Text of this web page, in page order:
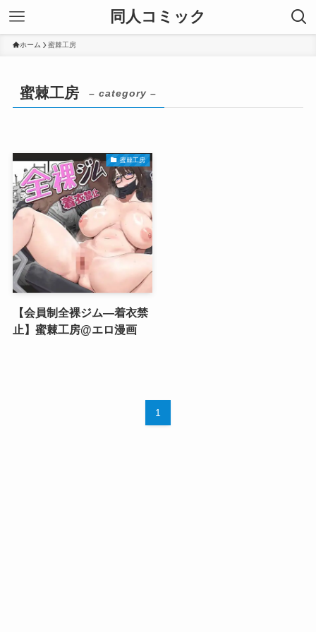
同人コミック
ホーム 蜜棘工房
蜜棘工房 – category –
蜜棘工房
【会員制全裸ジム―着衣禁
止】蜜棘工房@エロ漫画
1